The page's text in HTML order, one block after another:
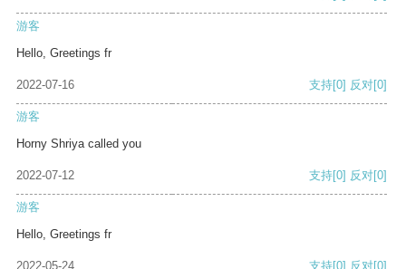
游客
Hello, Greetings fr
2022-07-16 支持[0] 反对[0]
游客
Horny Shriya called you
2022-07-12 支持[0] 反对[0]
游客
Hello, Greetings fr
2022-05-24 支持[0] 反对[0]